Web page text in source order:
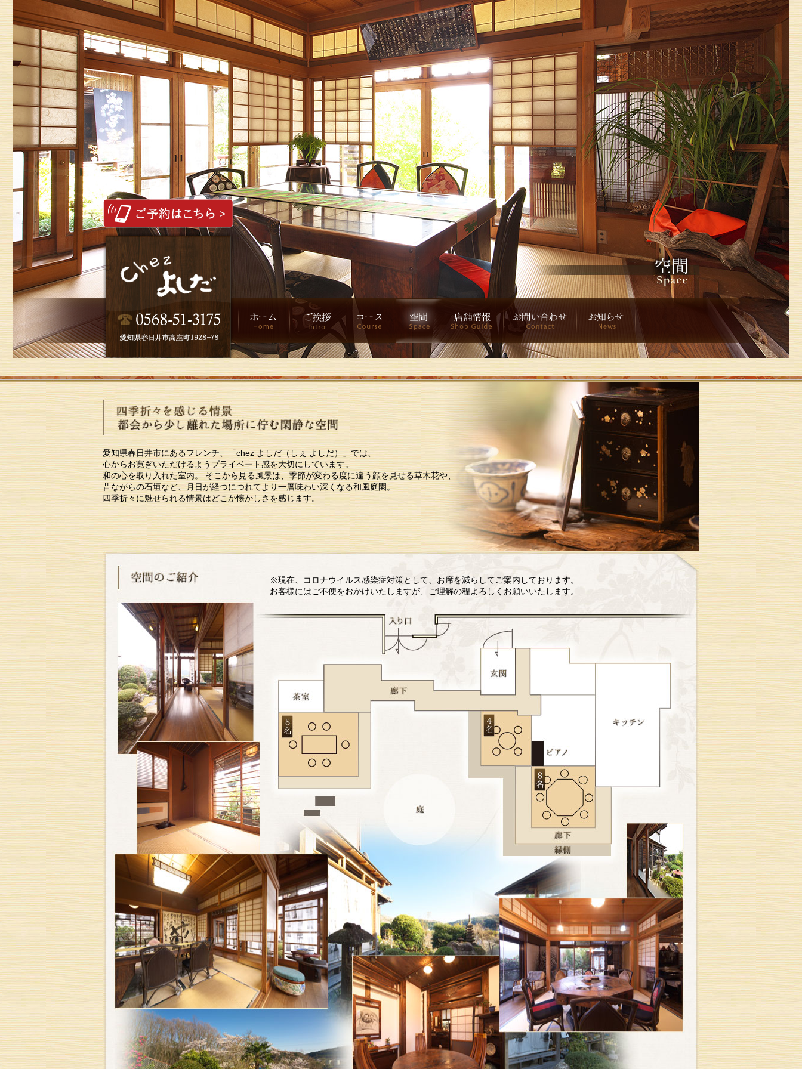
愛知県春日井市にあるフレンチ、「chez よしだ（しぇ よしだ）」では、
心からお寛ぎいただけるようプライベート感を大切にしています。
和の心を取り入れた室内。 そこから見る風景は、季節が変わる度に違う顔を見せる草木花や、
昔ながらの石垣など、月日が経つにつれてより一層味わい深くなる和風庭園。
四季折々に魅せられる情景はどこか懐かしさを感じます。
※現在、コロナウイルス感染症対策として、お席を減らしてご案内しております。
お客様にはご不便をおかけいたしますが、ご理解の程よろしくお願いいたします。